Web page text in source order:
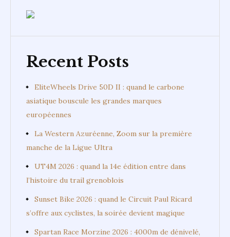
Recent Posts
EliteWheels Drive 50D II : quand le carbone
asiatique bouscule les grandes marques
européennes
La Western Azuréenne, Zoom sur la première
manche de la Ligue Ultra
UT4M 2026 : quand la 14e édition entre dans
l’histoire du trail grenoblois
Sunset Bike 2026 : quand le Circuit Paul Ricard
s’offre aux cyclistes, la soirée devient magique
Spartan Race Morzine 2026 : 4000m de dénivelé,